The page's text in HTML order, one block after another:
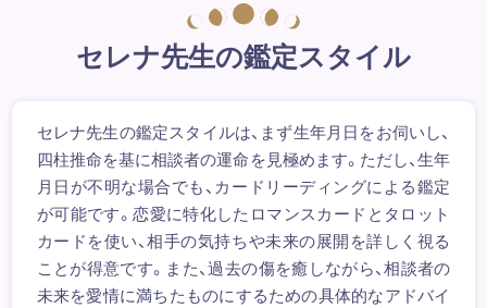
セレナ先生の鑑定スタイル
セレナ先生の鑑定スタイルは、まず生年月日をお伺いし、
四柱推命を基に相談者の運命を見極めます。ただし、生年
月日が不明な場合でも、カードリーディングによる鑑定
が可能です。恋愛に特化したロマンスカードとタロット
カードを使い、相手の気持ちや未来の展開を詳しく視る
ことが得意です。また、過去の傷を癒しながら、相談者の
未来を愛情に満ちたものにするための具体的なアドバイ